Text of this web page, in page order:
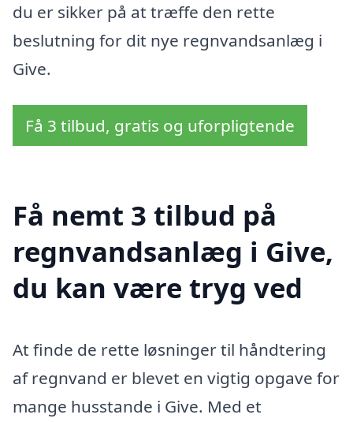
du er sikker på at træffe den rette
beslutning for dit nye regnvandsanlæg i
Give.
Få 3 tilbud, gratis og uforpligtende
Få nemt 3 tilbud på
regnvandsanlæg i Give,
du kan være tryg ved
At finde de rette løsninger til håndtering
af regnvand er blevet en vigtig opgave for
mange husstande i Give. Med et